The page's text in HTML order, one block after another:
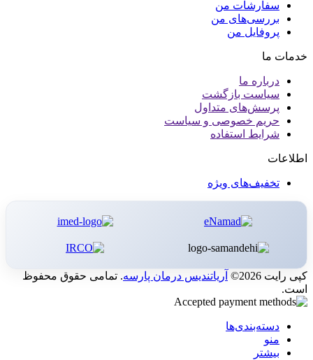
سفارشات من
بررسی‌های من
پروفایل من
خدمات ما
درباره ما
سیاست بازگشت
پرسش‌های متداول
حریم خصوصی و سیاست
شرایط استفاده
اطلاعات
تخفیف‌های ویژه
کپی رایت 2026© آریاتندیس درمان پارسه. تمامی حقوق محفوظ
است.
دسته‌بندی‌ها
منو
بیشتر